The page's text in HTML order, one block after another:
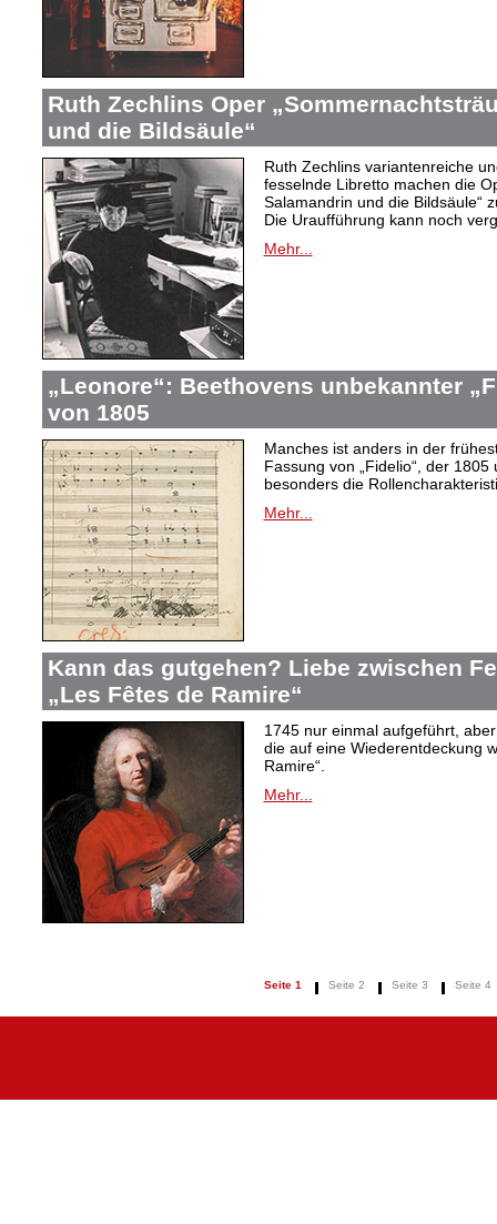
Ruth Zechlins Oper
und die Bildsäule“
Ruth Zechlins variantenreiche
fesselnde Libretto machen die
Salamandrin und die Bildsäule“
Die Uraufführung kann noch
Mehr...
„Leonore“: Beethovens unbekannter
von 1805
Manches ist anders in der
Fassung von „Fidelio“, der 1805
besonders die
Mehr...
Kann das gutgehen? Liebe zwischen
„Les Fêtes de Ramire“
1745 nur einmal aufgeführt,
die auf eine Wiederentdeckung
Ramire“.
Mehr...
Seite 1 Seite 2 Seite 3 Seite 4